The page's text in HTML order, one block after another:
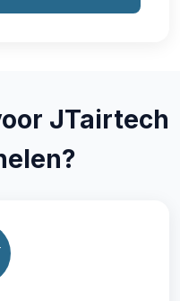
JTairtech